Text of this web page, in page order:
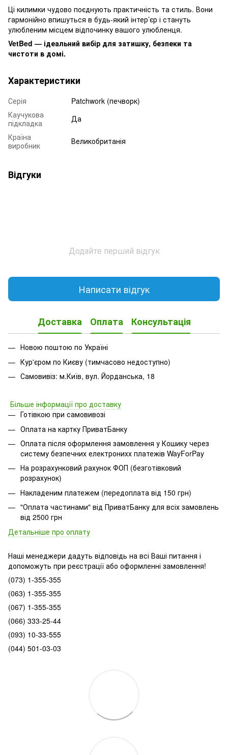
Ці килимки чудово поєднують практичність та стиль. Вони
гармонійно впишуться в будь-який інтер’єр і стануть
улюбленим місцем відпочинку вашого улюбленця.
VetBed — ідеальний вибір для затишку, безпеки та
чистоти в домі.
Характеристики
Серія
Patchwork (печворк)
Каучукова
підкладка
Да
Країна
виробник
Великобританія
Відгуки
Додайте перший відгук
Написати відгук
Доставка Оплата Консультація
Новою поштою по Україні
Кур'єром по Києву (тимчасово недоступно)
Самовивіз: м.Київ, вул. Йорданська, 18
Більше інформації про доставку
Готівкою при самовивозі
Оплата на картку ПриватБанку
Оплата після оформлення замовлення у Кошику через
систему безпечних електронихх платежів WayForPay
На розрахунковий рахунок ФОП (безготівковий
розрахунок)
Накладеним платежем (передоплата від 150 грн)
"Оплата частинами" від ПриватБанку для всіх замовлень
від 2500 грн
Детальніше про оплату
Наші менеджери дадуть відповідь на всі Ваші питання і
допоможуть при реєстрації або оформленні замовлення!
(073) 1-355-355
(063) 1-355-355
(067) 1-355-355
(066) 333-25-44
(093) 10-33-555
(044) 501-03-03